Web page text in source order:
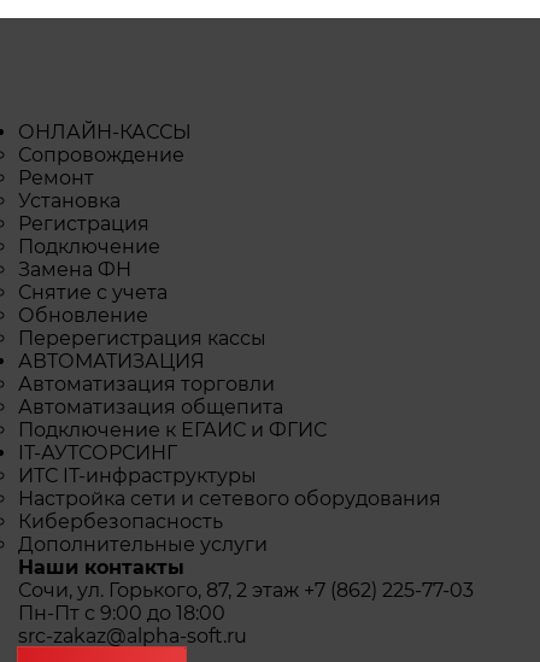
ОНЛАЙН-КАССЫ
Сопровождение
Ремонт
Установка
Регистрация
Подключение
Замена ФН
Снятие с учета
Обновление
Перерегистрация кассы
АВТОМАТИЗАЦИЯ
Автоматизация торговли
Автоматизация общепита
Подключение к ЕГАИС и ФГИС
IТ-АУТСОРСИНГ
ИТС IТ-инфраструктуры
Настройка сети и сетевого оборудования
Кибербезопасность
Дополнительные услуги
Наши контакты
Сочи, ул. Горького, 87, 2 этаж +7 (862) 225-77-03
Пн-Пт с 9:00 до 18:00
src-zakaz@alpha-soft.ru